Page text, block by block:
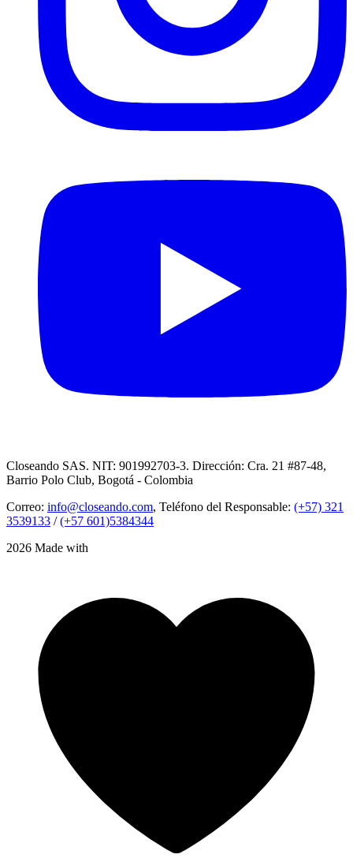
Closeando SAS. NIT: 901992703-3. Dirección: Cra. 21 #87-48,
Barrio Polo Club, Bogotá - Colombia
Correo: info@closeando.com, Teléfono del Responsable: (+57) 321
3539133 /(+57 601)5384344
2026 Made with